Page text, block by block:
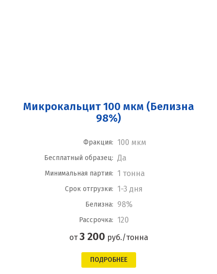
Микрокальцит 100 мкм (Белизна
98%)
Фракция: 100 мкм
Бесплатный образец: Да
Минимальная партия: 1 тонна
Срок отгрузки: 1-3 дня
Белизна: 98%
Рассрочка: 120
от3 200 руб./тонна
ПОДРОБНЕЕ